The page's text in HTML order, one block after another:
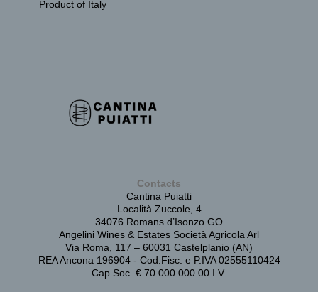
Product of Italy
Contacts
Cantina Puiatti
Località Zuccole, 4
34076 Romans d’Isonzo GO
Angelini Wines & Estates Società Agricola Arl
Via Roma, 117 – 60031 Castelplanio (AN)
REA Ancona 196904 - Cod.Fisc. e P.IVA 02555110424
Cap.Soc. € 70.000.000.00 I.V.